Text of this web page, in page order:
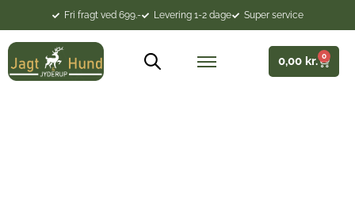
Fri fragt ved 699.- Levering 1-2 dage Super service
0,00 kr. 0